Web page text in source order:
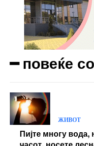
━ повеќе
ЖИВОТ
Пијте многу вода,